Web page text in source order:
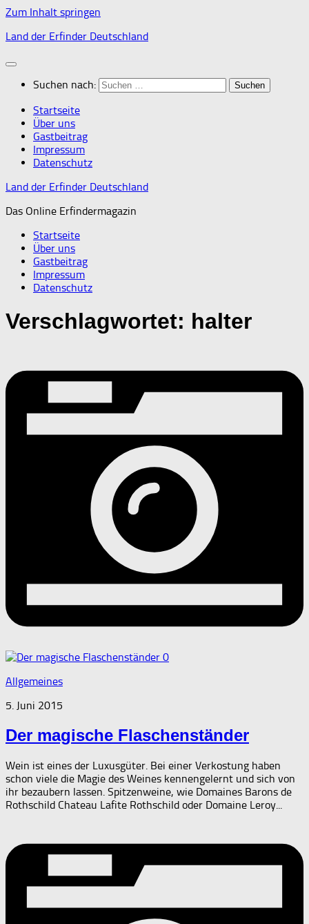
Zum Inhalt springen
Land der Erfinder Deutschland
Suchen nach:
Startseite
Über uns
Gastbeitrag
Impressum
Datenschutz
Land der Erfinder Deutschland
Das Online Erfindermagazin
Startseite
Über uns
Gastbeitrag
Impressum
Datenschutz
Verschlagwortet: halter
0
Allgemeines
5. Juni 2015
Der magische Flaschenständer
Wein ist eines der Luxusgüter. Bei einer Verkostung haben
schon viele die Magie des Weines kennengelernt und sich von
ihr bezaubern lassen. Spitzenweine, wie Domaines Barons de
Rothschild Chateau Lafite Rothschild oder Domaine Leroy...